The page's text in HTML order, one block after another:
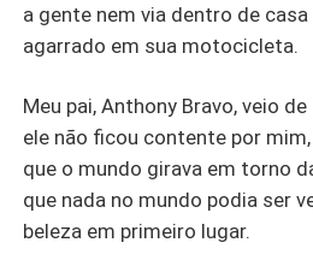
a gente nem via dentro de
agarrado em sua motocicleta.
Meu pai, Anthony Bravo, veio
ele não ficou contente por
que o mundo girava em torno
que nada no mundo podia ser
beleza em primeiro lugar.